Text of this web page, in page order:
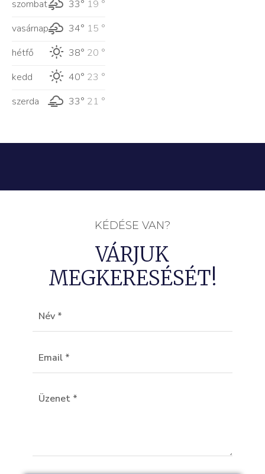
szombat 33° 19 °
vasárnap
34° 15 °
hétfő
38° 20 °
kedd
40° 23 °
szerda
33° 21 °
KÉDÉSE VAN?
VÁRJUK
MEGKERESÉSÉT!